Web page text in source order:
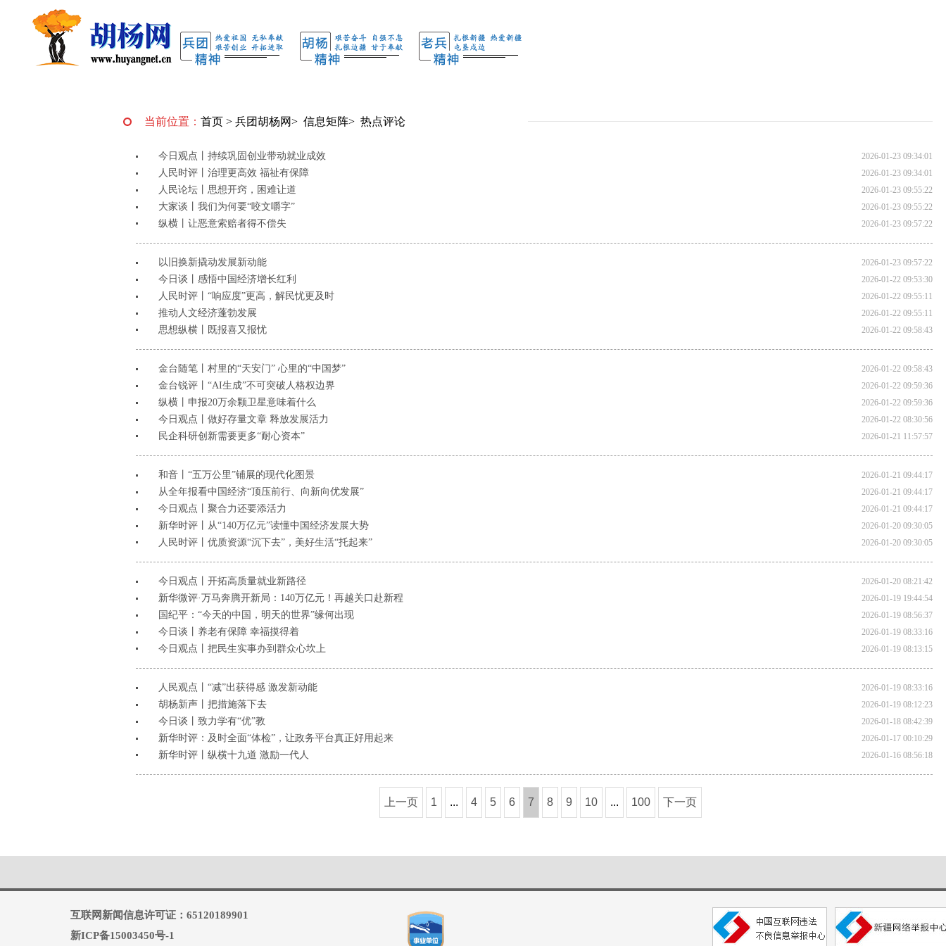
当前位置： 首页 > 兵团胡杨网> 信息矩阵> 热点评论
今日观点丨持续巩固创业带动就业成效 2026-01-23 09:34:01
人民时评丨治理更高效 福祉有保障 2026-01-23 09:34:01
人民论坛丨思想开窍，困难让道 2026-01-23 09:55:22
大家谈丨我们为何要“咬文嚼字” 2026-01-23 09:55:22
纵横丨让恶意索赔者得不偿失 2026-01-23 09:57:22
以旧换新撬动发展新动能 2026-01-23 09:57:22
今日谈丨感悟中国经济增长红利 2026-01-22 09:53:30
人民时评丨“响应度”更高，解民忧更及时 2026-01-22 09:55:11
推动人文经济蓬勃发展 2026-01-22 09:55:11
思想纵横丨既报喜又报忧 2026-01-22 09:58:43
金台随笔丨村里的“天安门” 心里的“中国梦” 2026-01-22 09:58:43
金台锐评丨“AI生成”不可突破人格权边界 2026-01-22 09:59:36
纵横丨申报20万余颗卫星意味着什么 2026-01-22 09:59:36
今日观点丨做好存量文章 释放发展活力 2026-01-22 08:30:56
民企科研创新需要更多“耐心资本”​ 2026-01-21 11:57:57
和音丨“五万公里”铺展的现代化图景 2026-01-21 09:44:17
从全年报看中国经济“顶压前行、向新向优发展” 2026-01-21 09:44:17
今日观点丨聚合力还要添活力 2026-01-21 09:44:17
新华时评丨从“140万亿元”读懂中国经济发展大势 2026-01-20 09:30:05
人民时评丨优质资源“沉下去”，美好生活“托起来” 2026-01-20 09:30:05
今日观点丨开拓高质量就业新路径 2026-01-20 08:21:42
新华微评·万马奔腾开新局：140万亿元！再越关口赴新程 2026-01-19 19:44:54
国纪平：“今天的中国，明天的世界”缘何出现 2026-01-19 08:56:37
今日谈丨养老有保障 幸福摸得着 2026-01-19 08:33:16
今日观点丨把民生实事办到群众心坎上 2026-01-19 08:13:15
人民观点丨“减”出获得感 激发新动能 2026-01-19 08:33:16
胡杨新声丨把措施落下去 2026-01-19 08:12:23
今日谈丨致力学有“优”教 2026-01-18 08:42:39
新华时评：及时全面“体检”，让政务平台真正好用起来 2026-01-17 00:10:29
新华时评丨纵横十九道 激励一代人 2026-01-16 08:56:18
上一页 1 ... 4 5 6 7 8 9 10 ... 100 下一页
互联网新闻信息许可证：65120189901
新ICP备15003450号-1